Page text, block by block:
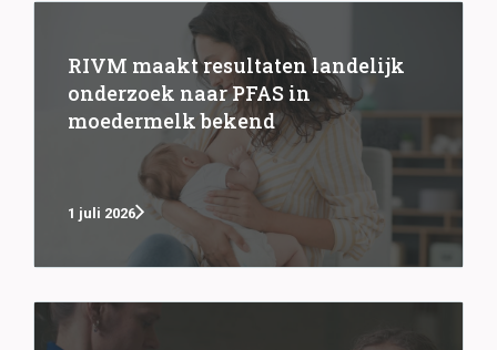
RIVM maakt resultaten landelijk
onderzoek naar PFAS in
moedermelk bekend
1 juli 2026